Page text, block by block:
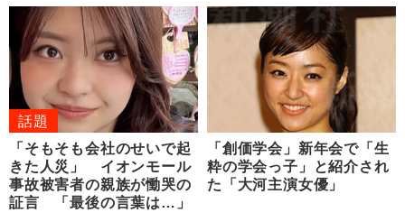
話題
「そもそも会社のせいで起
きた人災」 イオンモール
事故被害者の親族が慟哭の
証言 「最後の言葉は…」
「創価学会」新年会で「生
粋の学会っ子」と紹介され
た「大河主演女優」